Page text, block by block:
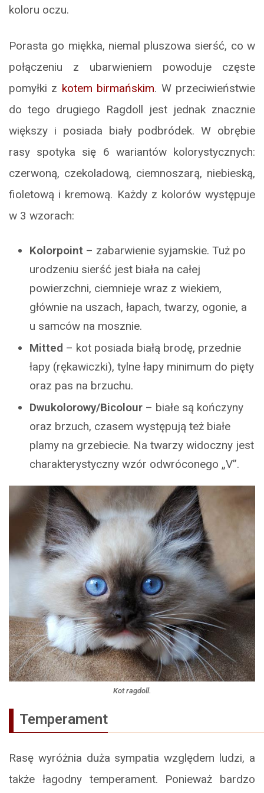
koloru oczu.
Porasta go miękka, niemal pluszowa sierść, co w
połączeniu z ubarwieniem powoduje częste
pomyłki z kotem birmańskim. W przeciwieństwie
do tego drugiego Ragdoll jest jednak znacznie
większy i posiada biały podbródek. W obrębie
rasy spotyka się 6 wariantów kolorystycznych:
czerwoną, czekoladową, ciemnoszarą, niebieską,
fioletową i kremową. Każdy z kolorów występuje
w 3 wzorach:
Kolorpoint – zabarwienie syjamskie. Tuż po
urodzeniu sierść jest biała na całej
powierzchni, ciemnieje wraz z wiekiem,
głównie na uszach, łapach, twarzy, ogonie, a
u samców na mosznie.
Mitted – kot posiada białą brodę, przednie
łapy (rękawiczki), tylne łapy minimum do pięty
oraz pas na brzuchu.
Dwukolorowy/Bicolour – białe są kończyny
oraz brzuch, czasem występują też białe
plamy na grzebiecie. Na twarzy widoczny jest
charakterystyczny wzór odwróconego „V”.
Kot ragdoll.
Temperament
Rasę wyróżnia duża sympatia względem ludzi, a
także łagodny temperament. Ponieważ bardzo